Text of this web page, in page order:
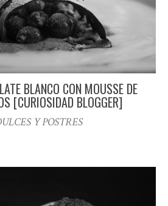
BLANCO CON MOUSSE DE
[CURIOSIDAD BLOGGER]
Y POSTRES